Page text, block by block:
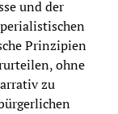
und der
Prinzipien
ohne
zu